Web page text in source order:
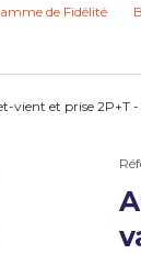
de Fidélité
vient et prise 2P+T -
l’image 1